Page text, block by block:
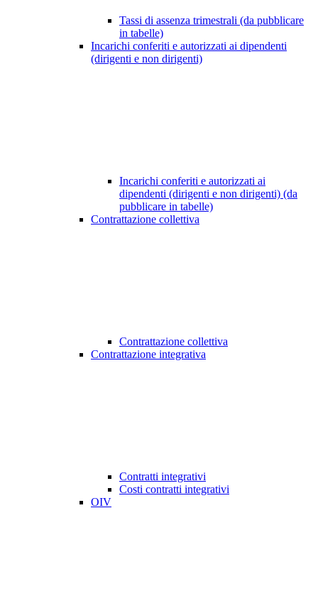
Tassi di assenza trimestrali (da pubblicare
in tabelle)
Incarichi conferiti e autorizzati ai dipendenti
(dirigenti e non dirigenti)
Incarichi conferiti e autorizzati ai
dipendenti (dirigenti e non dirigenti) (da
pubblicare in tabelle)
Contrattazione collettiva
Contrattazione collettiva
Contrattazione integrativa
Contratti integrativi
Costi contratti integrativi
OIV